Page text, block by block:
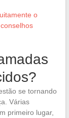
o
se tornando
Várias
primeiro lugar,